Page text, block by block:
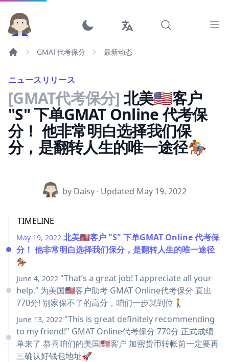
GMAT代考保分 最新动态
ニュースリリース
[GMAT代考保分] 北美🇺🇸客户
"S" 下单GMAT Online 代考保
分！ 他非常明白选择我们保
分，是翻转人生的唯一途径🏇
by Daisy · Updated May 19, 2022
TIMELINE
May 19, 2022 北美🇺🇸客户 "S" 下单GMAT Online 代考保
分！ 他非常明白选择我们保分，是翻转人生的唯一途径
🏇
June 4, 2022 "That’s a great job! I appreciate all your
help.” 为美国🇺🇸客户助考 GMAT Online代考保分 直出
770分! 别家保不了的高分，咱们一步就到位🚶‍
June 13, 2022 "This is great definitely recommending
to my friend!" GMAT Online代考保分 770分 正式成绩
单来了 恭喜咱们的美国🇺🇸客户 加密货币转帐前一定要再
三确认好钱包地址🚀